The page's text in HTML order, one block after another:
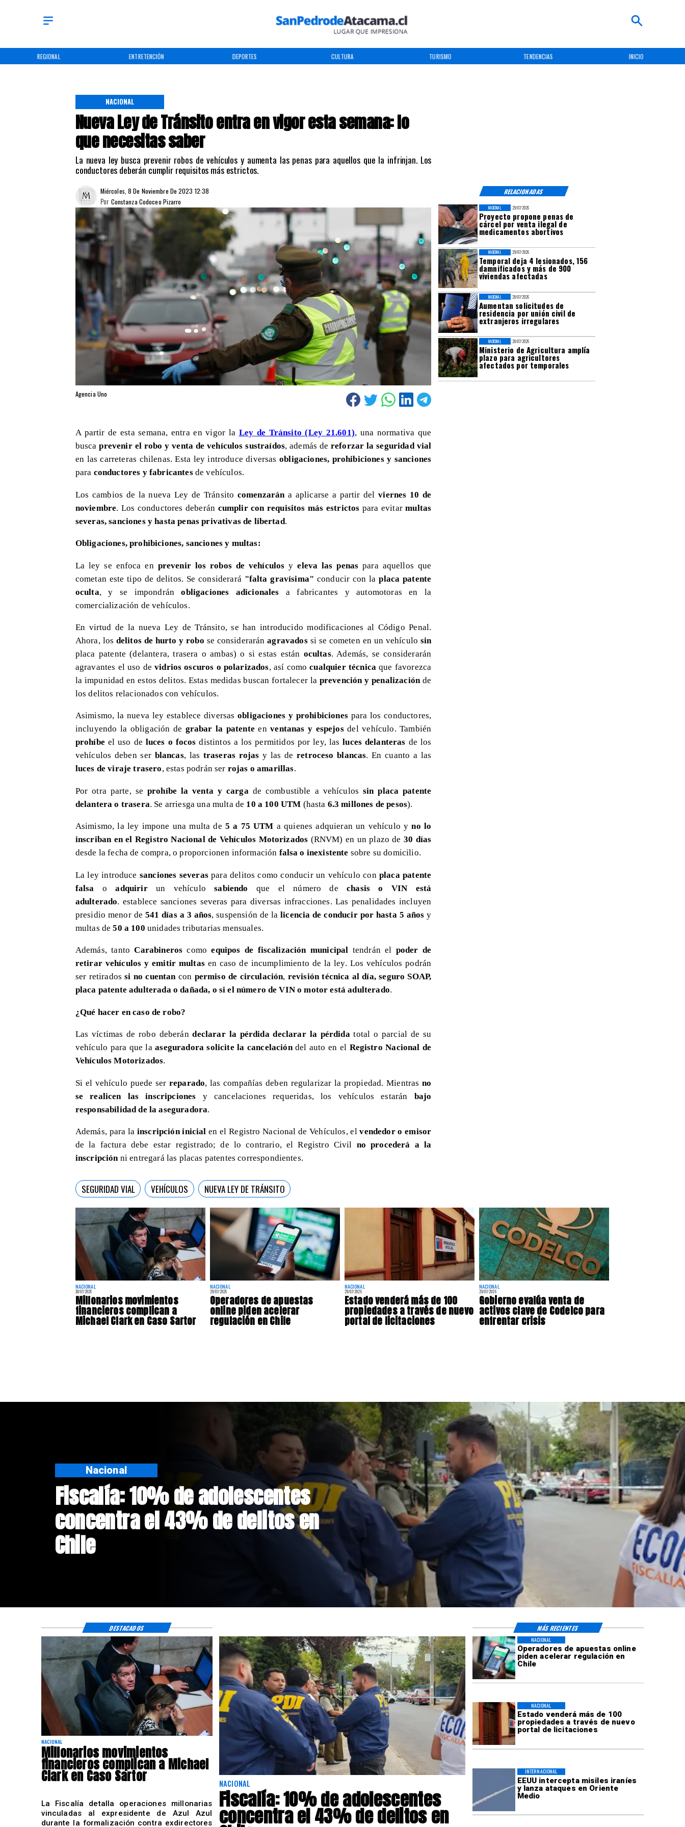
REGIONAL ENTRETENCIÓN DEPORTES CULTURA TURISMO TENDENCIAS INICIO
Nueva Ley de Tránsito entra en vigor esta semana: lo
que necesitas saber
La nueva ley busca prevenir robos de vehículos y aumenta las penas para aquellos que la infrinjan. Los
conductores deberán cumplir requisitos más estrictos.
NACIONAL
RELACIONADAS
Miércoles, 8 De Noviembre De 2023 12:38
Constanza Codoceo Pizarro
Por
Agencia Uno
NACIONAL
30/07/2026
Millonarios movimientos
financieros complican a
Michael Clark en Caso Sartor
NACIONAL
29/07/2026
Operadores de apuestas
online piden acelerar
regulación en Chile
NACIONAL
29/07/2026
Estado venderá más de 100
propiedades a través de nuevo
portal de licitaciones
NACIONAL
29/07/2026
Gobierno evalúa venta de
activos clave de Codelco para
enfrentar crisis
29/07/2026
Proyecto propone penas de
cárcel por venta ilegal de
medicamentos abortivos
NACIONAL
29/07/2026
Temporal deja 4 lesionados, 156
damnificados y más de 900
viviendas afectadas
NACIONAL
28/07/2026
Aumentan solicitudes de
residencia por unión civil de
extranjeros irregulares
NACIONAL
28/07/2026
Ministerio de Agricultura amplía
plazo para agricultores
afectados por temporales
NACIONAL
​A partir de esta semana, entra en vigor la Ley de Tránsito (Ley 21.601), una normativa que
buscaprevenir el robo y venta de vehículos sustraídos, además de reforzar la seguridad vial
en las carreteras chilenas. Esta ley introduce diversasobligaciones, prohibiciones y sanciones
para conductores y fabricantesde vehículos.
Los cambios de la nueva Ley de Tránsito comenzarána aplicarse a partir delviernes 10 de
noviembre. Los conductores deberán cumplir con requisitos más estrictos para evitarmultas
severas, sanciones y hasta penas privativas de libertad.
Obligaciones, prohibiciones, sanciones y multas:
La ley se enfoca en prevenir los robos de vehículos yeleva las penas para aquellos que
cometan este tipo de delitos. Se considerará "falta gravísima" conducir con laplaca patente
oculta, y se impondránobligaciones adicionales a fabricantes y automotoras en la
comercialización de vehículos.
​En virtud de la nueva Ley de Tránsito, se han introducido modificaciones al Código Penal.
Ahora, los delitos de hurto y robo se consideraránagravados si se cometen en un vehículo sin
placa patente (delantera, trasera o ambas) o si estas están ocultas. Además, se considerarán
agravantes el uso devidrios oscuros o polarizados, así comocualquier técnicaque favorezca
la impunidad en estos delitos. Estas medidas buscan fortalecer la prevención y penalización de
los delitos relacionados con vehículos.
Asimismo, la nueva ley establece diversasobligaciones y prohibicionespara los conductores,
incluyendo la obligación de grabar la patente enventanas y espejosdel vehículo. También
prohíbe el uso de luces o focosdistintos a los permitidos por ley, lasluces delanteras de los
vehículos deben ser blancas, las traseras rojas y las deretroceso blancas. En cuanto a las
luces de viraje trasero, estas podrán ser rojas o amarillas.
Por otra parte, se prohíbe la venta y carga de combustible a vehículos sin placa patente
delantera o trasera. Se arriesga una multa de 10 a 100 UTM (hasta 6.3 millones de pesos).
Asimismo, la ley impone una multa de 5 a 75 UTM a quienes adquieran un vehículo yno lo
inscriban en el Registro Nacional de Vehículos Motorizados (RNVM) en un plazo de 30 días
desde la fecha de compra, o proporcionen información falsa o inexistente sobre su domicilio.
La ley introduce sanciones severaspara delitos como conducir un vehículo con placa patente
falsa oadquirir un vehículosabiendo que el número dechasis o VIN está
adulterado. establece sanciones severas para diversas infracciones. Las penalidades incluyen
presidio menor de 541 días a 3 años, suspensión de lalicencia de conducir por hasta 5 años y
multas de 50 a 100 unidades tributarias mensuales.
​Además, tantoCarabineros como equipos de fiscalización municipal tendrán el poder de
retirar vehículos y emitir multasen caso de incumplimiento de la ley. Los vehículos podrán
ser retiradossi no cuentancon permiso de circulación, revisión técnica al día, seguro SOAP,
placa patente adulterada o dañada, o si el número de VIN o motor está adulterado.
¿Qué hacer en caso de robo?
Las víctimas de robo deberándeclarar la pérdida declarar la pérdidatotal o parcial de su
vehículo para que laaseguradora solicite la cancelacióndel auto en el Registro Nacional de
Vehículos Motorizados.
Si el vehículo puede ser reparado, las compañías deben regularizar la propiedad. Mientras no
se realicen las inscripciones y cancelaciones requeridas, los vehículos estarán bajo
responsabilidad de la aseguradora.
Además, para la inscripción inicial en el Registro Nacional de Vehículos, elvendedor o emisor
de la factura debe estar registrado; de lo contrario, el Registro Civil no procederá a la
inscripciónni entregará las placas patentes correspondientes.
SEGURIDAD VIAL VEHÍCULOS NUEVA LEY DE TRÁNSITO
Fiscalía: 10% de adolescentes
concentra el 43% de delitos en
Chile
Nacional
Operadores de apuestas online
piden acelerar regulación en
Chile
NACIONAL
Estado venderá más de 100
propiedades a través de nuevo
portal de licitaciones
NACIONAL
EEUU intercepta misiles iraníes
y lanza ataques en Oriente
Medio
INTERNACIONAL
NACIONAL
Millonarios movimientos
financieros complican a Michael
Clark en Caso Sartor
La Fiscalía detalla operaciones millonarias
vinculadas al expresidente de Azul Azul
durante la formalización contra exdirectores
NACIONAL
Fiscalía: 10% de adolescentes
concentra el 43% de delitos en
DESTACADOS MÁS RECIENTES